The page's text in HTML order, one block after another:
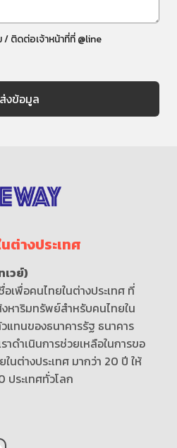
/ ติดต่อเจ้าหน้าที่ที่ @line
ต่างประเทศ
เวย์)
อเพื่อคนไทยในต่างประเทศ ที่
หาริมทรัพย์สำหรับคนไทยใน
วแทนของธนาคารรัฐ ธนาคาร
าดำเนินการช่วยเหลือในการขอ
นต่างประเทศ มากว่า 20 ปี ให้
ประเทศทั่วโลก